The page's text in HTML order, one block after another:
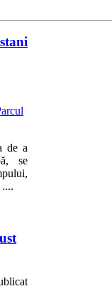
de a
se